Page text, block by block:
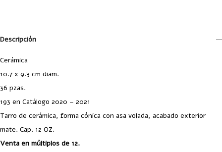
Descripción
Cerámica
10.7 x 9.3 cm diam.
36 pzas.
193 en Catálogo 2020 – 2021
Tarro de cerámica, forma cónica con asa volada, acabado exterior
mate. Cap. 12 OZ.
Venta en múltiplos de 12.